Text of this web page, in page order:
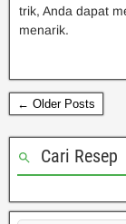
trik, Anda dapat
menarik.
← Older Posts
Cari Resep